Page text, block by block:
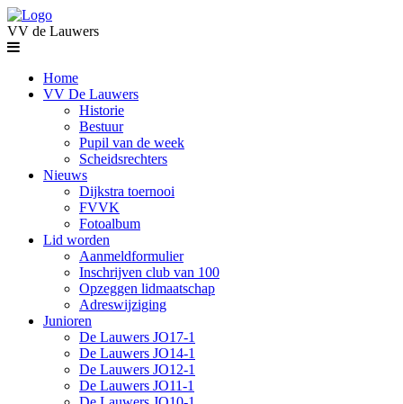
VV de Lauwers
Home
VV De Lauwers
Historie
Bestuur
Pupil van de week
Scheidsrechters
Nieuws
Dijkstra toernooi
FVVK
Fotoalbum
Lid worden
Aanmeldformulier
Inschrijven club van 100
Opzeggen lidmaatschap
Adreswijziging
Junioren
De Lauwers JO17-1
De Lauwers JO14-1
De Lauwers JO12-1
De Lauwers JO11-1